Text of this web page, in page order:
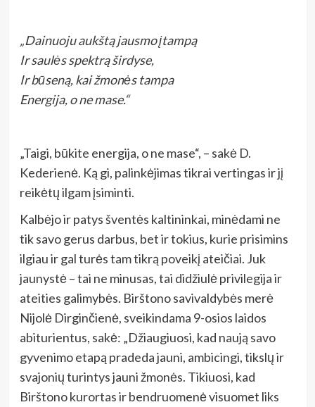
„Dainuoju aukštą jausmo įtampą
Ir saulės spektrą širdyse,
Ir būseną, kai žmonės tampa
Energija, o ne mase.“
„Taigi, būkite energija, o ne mase“, – sakė D.
Kederienė. Ką gi, palinkėjimas tikrai vertingas ir jį
reikėtų ilgam įsiminti.
Kalbėjo ir patys šventės kaltininkai, minėdami ne
tik savo gerus darbus, bet ir tokius, kurie prisimins
ilgiau ir gal turės tam tikrą poveikį ateičiai. Juk
jaunystė – tai ne minusas, tai didžiulė privilegija ir
ateities galimybės. Birštono savivaldybės merė
Nijolė Dirginčienė, sveikindama 9-osios laidos
abiturientus, sakė: „Džiaugiuosi, kad naują savo
gyvenimo etapą pradeda jauni, ambicingi, tikslų ir
svajonių turintys jauni žmonės. Tikiuosi, kad
Birštono kurortas ir bendruomenė visuomet liks